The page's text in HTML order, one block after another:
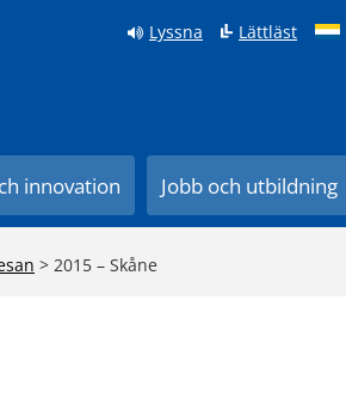
Lyssna Lättläst
innovation Jobb och utbildning
> 2015 – Skåne